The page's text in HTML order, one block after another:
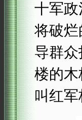
十军
将破
导群
楼的
叫红军